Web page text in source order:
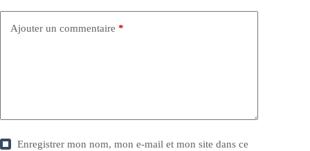
Ajouter un commentaire *
Enregistrer mon nom, mon e-mail et mon site dans ce